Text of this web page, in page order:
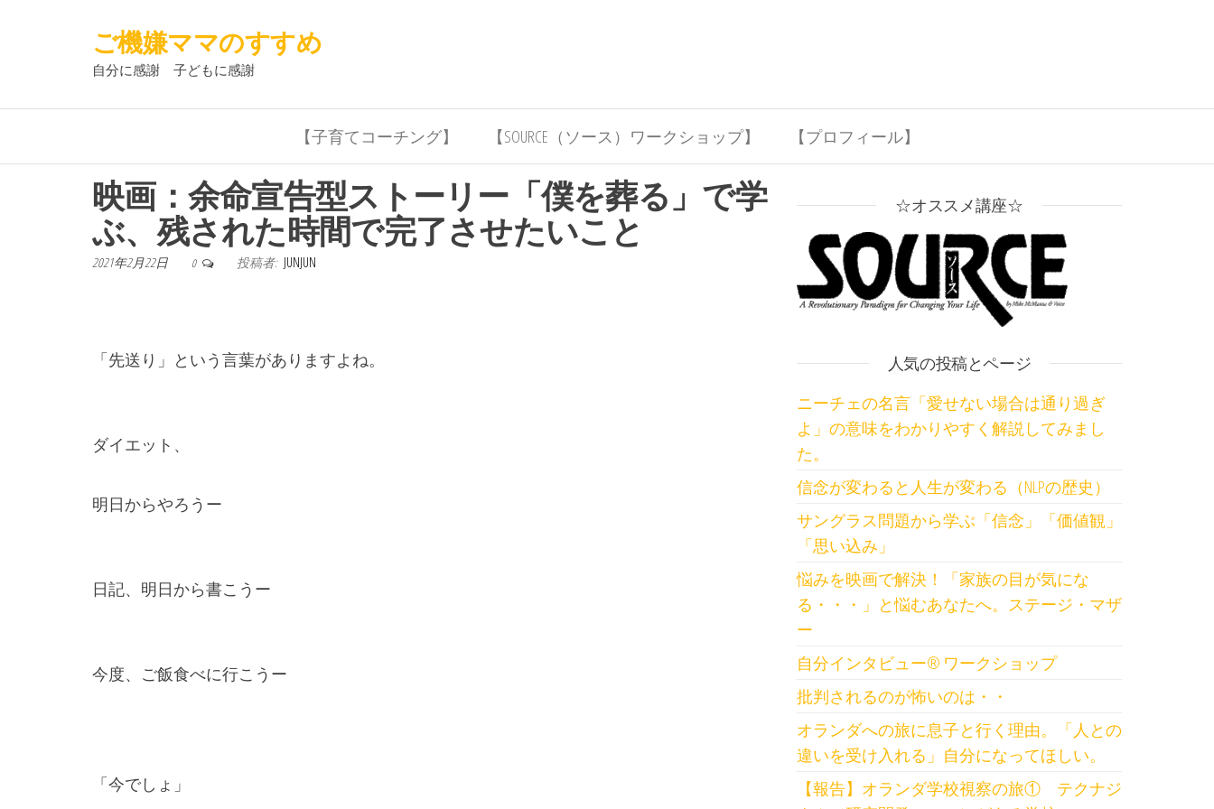
ご機嫌ママのすすめ
自分に感謝 子どもに感謝
【子育てコーチング】 【SOURCE（ソース）ワークショップ】 【プロフィール】
映画：余命宣告型ストーリー「僕を葬る」で学
ぶ、残された時間で完了させたいこと
2021年2月22日 0 投稿者: JUNJUN
「先送り」という言葉がありますよね。
ダイエット、
明日からやろうー
日記、明日から書こうー
今度、ご飯食べに行こうー
「今でしょ」
☆オススメ講座☆
人気の投稿とページ
ニーチェの名言「愛せない場合は通り過ぎ
よ」の意味をわかりやすく解説してみまし
た。
信念が変わると人生が変わる（NLPの歴史）
サングラス問題から学ぶ「信念」「価値観」
「思い込み」
悩みを映画で解決！「家族の目が気にな
る・・・」と悩むあなたへ。ステージ・マザ
ー
自分インタビュー®️ ワークショップ
批判されるのが怖いのは・・
オランダへの旅に息子と行く理由。「人との
違いを受け入れる」自分になってほしい。
【報告】オランダ学校視察の旅① テクナジ